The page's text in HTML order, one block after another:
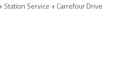
Station Service + Carrefour Drive